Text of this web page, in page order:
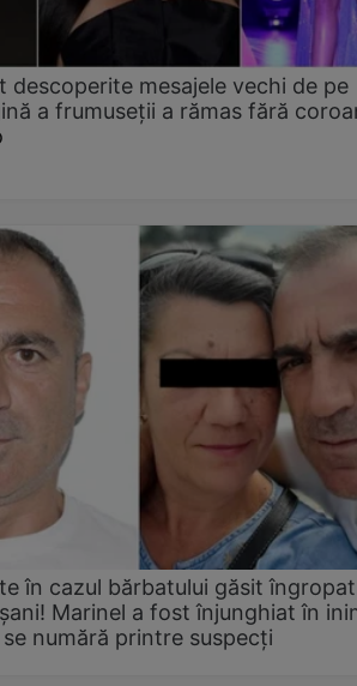
descoperite mesajele vechi de pe
a frumuseții a rămas fără
în cazul bărbatului găsit
Marinel a fost înjunghiat în
numără printre suspecți